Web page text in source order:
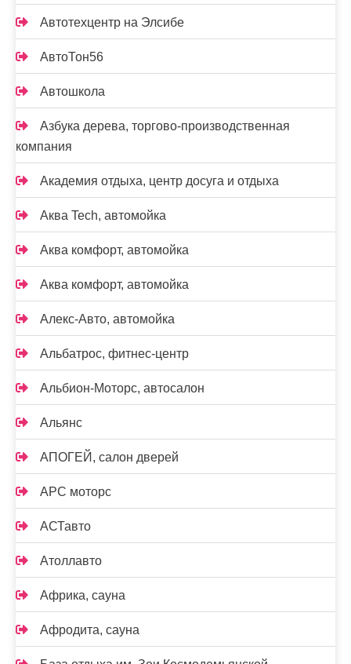
Автотехцентр на Элсибе
АвтоТон56
Автошкола
Азбука дерева, торгово-производственная
компания
Академия отдыха, центр досуга и отдыха
Аква Tech, автомойка
Аква комфорт, автомойка
Аква комфорт, автомойка
Алекс-Авто, автомойка
Альбатрос, фитнес-центр
Альбион-Моторс, автосалон
Альянс
АПОГЕЙ, салон дверей
АРС моторс
АСТавто
Атоллавто
Африка, сауна
Афродита, сауна